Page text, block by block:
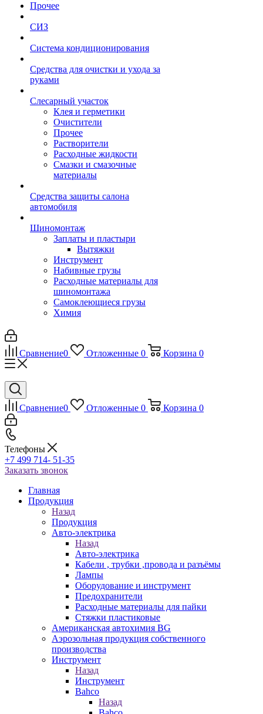
Прочее
СИЗ
Система кондиционирования
Средства для очистки и ухода за
руками
Слесарный участок
Клея и герметики
Очистители
Прочее
Растворители
Расходные жидкости
Смазки и смазочные
материалы
Средства защиты салона
автомобиля
Шиномонтаж
Заплаты и пластыри
Вытяжки
Инструмент
Набивные грузы
Расходные материалы для
шиномонтажа
Самоклеющиеся грузы
Химия
Сравнение0 Отложенные 0 Корзина 0
Сравнение0 Отложенные 0 Корзина 0
Телефоны
+7 499 714- 51-35
Заказать звонок
Главная
Продукция
Назад
Продукция
Авто-электрика
Назад
Авто-электрика
Кабели , трубки ,провода и разъёмы
Лампы
Оборудование и инструмент
Предохранители
Расходные материалы для пайки
Стяжки пластиковые
Американская автохимия BG
Аэрозольная продукция собственного
производства
Инструмент
Назад
Инструмент
Bahco
Назад